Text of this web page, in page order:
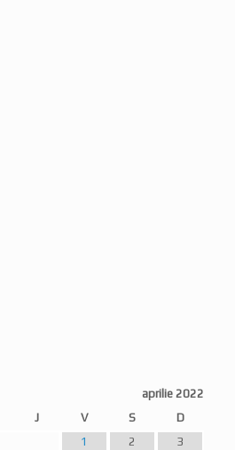
aprilie 2022
J V S
D
1
2
3